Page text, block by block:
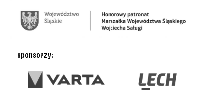
sponsorzy: